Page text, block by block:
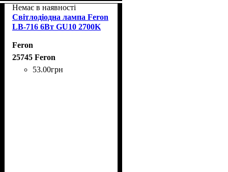
Немає в наявності
Світлодіодна лампа Feron
LB-716 6Вт GU10 2700K
Feron
25745 Feron
53.00грн